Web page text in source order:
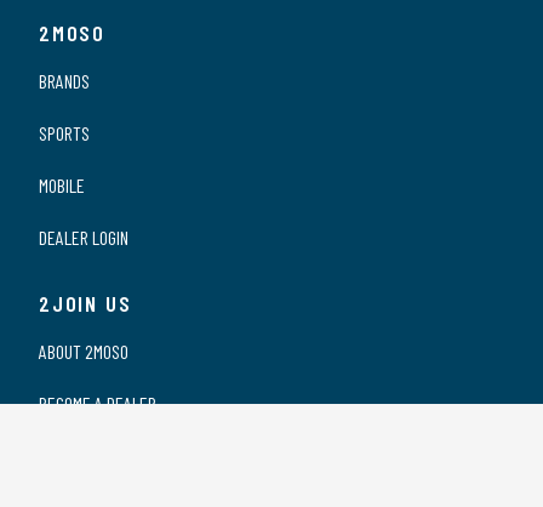
2MOSO
BRANDS
SPORTS
MOBILE
DEALER LOGIN
2JOIN US
ABOUT 2MOSO
BECOME A DEALER